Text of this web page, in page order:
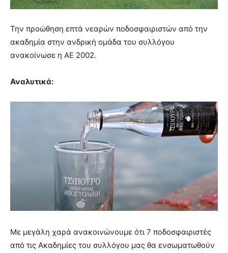
Την προώθηση επτά νεαρών ποδοσφαιριστών από την
ακαδημία στην ανδρική ομάδα του συλλόγου
ανακοίνωσε η ΑΕ 2002.
Αναλυτικά:
Με μεγάλη χαρά ανακοινώνουμε ότι 7 ποδοσφαιριστές
από τις Ακαδημίες του συλλόγου μας θα ενσωματωθούν